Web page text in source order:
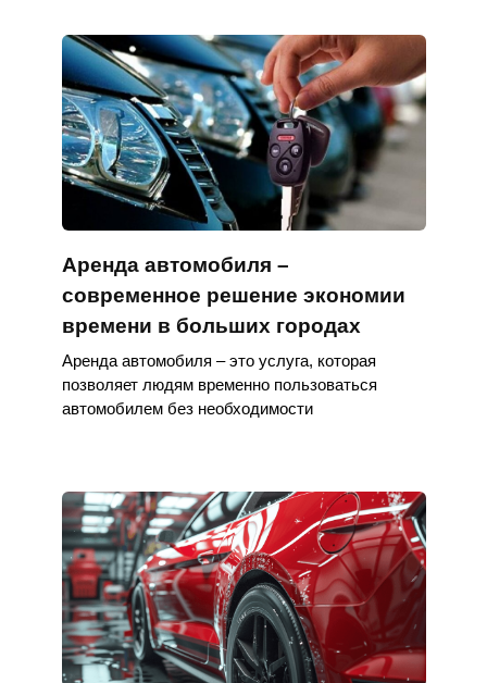
Аренда автомобиля –
современное решение экономии
времени в больших городах
Аренда автомобиля – это услуга, которая
позволяет людям временно пользоваться
автомобилем без необходимости